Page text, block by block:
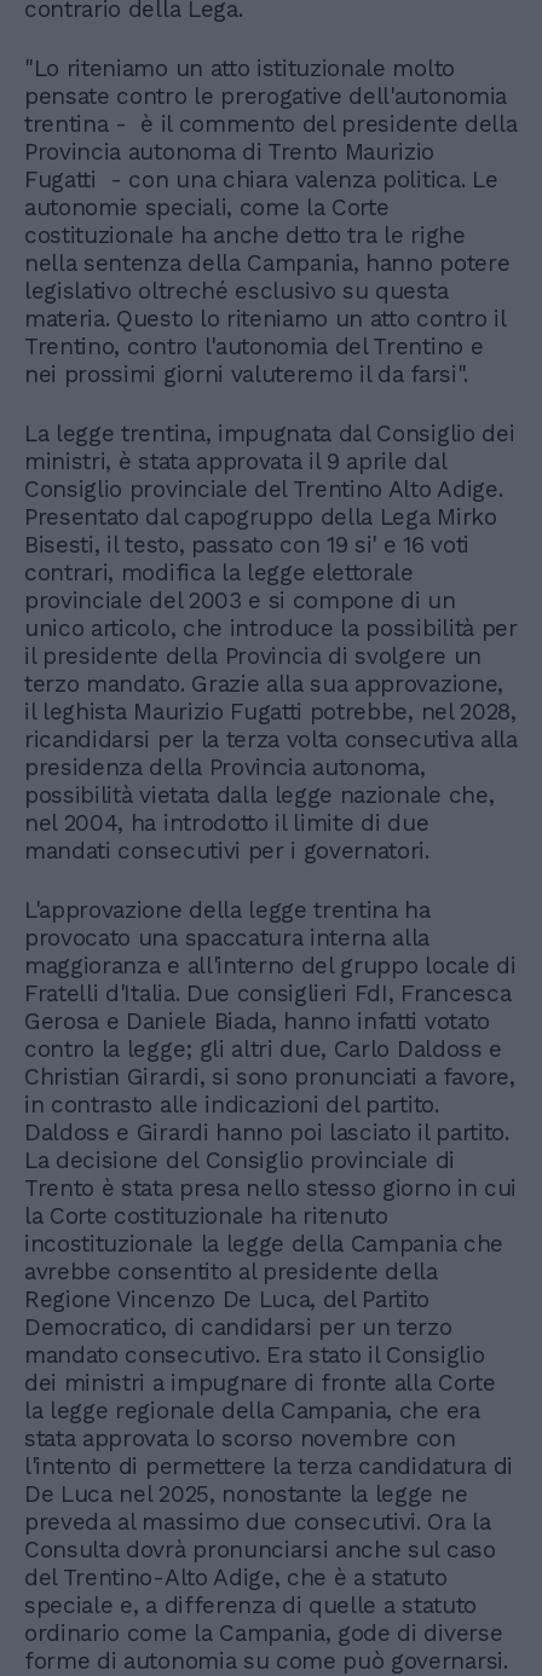
contrario della Lega.
"Lo riteniamo un atto istituzionale molto
pensate contro le prerogative dell'autonomia
trentina - è il commento del presidente della
Provincia autonoma di Trento Maurizio
Fugatti - con una chiara valenza politica. Le
autonomie speciali, come la Corte
costituzionale ha anche detto tra le righe
nella sentenza della Campania, hanno potere
legislativo oltreché esclusivo su questa
materia. Questo lo riteniamo un atto contro il
Trentino, contro l'autonomia del Trentino e
nei prossimi giorni valuteremo il da farsi".
La legge trentina, impugnata dal Consiglio dei
ministri, è stata approvata il 9 aprile dal
Consiglio provinciale del Trentino Alto Adige.
Presentato dal capogruppo della Lega Mirko
Bisesti, il testo, passato con 19 si' e 16 voti
contrari, modifica la legge elettorale
provinciale del 2003 e si compone di un
unico articolo, che introduce la possibilità per
il presidente della Provincia di svolgere un
terzo mandato. Grazie alla sua approvazione,
il leghista Maurizio Fugatti potrebbe, nel 2028,
ricandidarsi per la terza volta consecutiva alla
presidenza della Provincia autonoma,
possibilità vietata dalla legge nazionale che,
nel 2004, ha introdotto il limite di due
mandati consecutivi per i governatori.
L'approvazione della legge trentina ha
provocato una spaccatura interna alla
maggioranza e all'interno del gruppo locale di
Fratelli d'Italia. Due consiglieri FdI, Francesca
Gerosa e Daniele Biada, hanno infatti votato
contro la legge; gli altri due, Carlo Daldoss e
Christian Girardi, si sono pronunciati a favore,
in contrasto alle indicazioni del partito.
Daldoss e Girardi hanno poi lasciato il partito.
La decisione del Consiglio provinciale di
Trento è stata presa nello stesso giorno in cui
la Corte costituzionale ha ritenuto
incostituzionale la legge della Campania che
avrebbe consentito al presidente della
Regione Vincenzo De Luca, del Partito
Democratico, di candidarsi per un terzo
mandato consecutivo. Era stato il Consiglio
dei ministri a impugnare di fronte alla Corte
la legge regionale della Campania, che era
stata approvata lo scorso novembre con
l'intento di permettere la terza candidatura di
De Luca nel 2025, nonostante la legge ne
preveda al massimo due consecutivi. Ora la
Consulta dovrà pronunciarsi anche sul caso
del Trentino-Alto Adige, che è a statuto
speciale e, a differenza di quelle a statuto
ordinario come la Campania, gode di diverse
forme di autonomia su come può governarsi.